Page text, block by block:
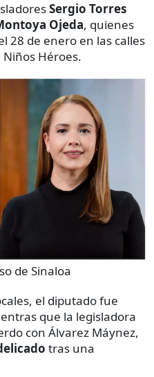
Sergio Torres
Ojeda, quienes
28 de enero en las calles
Héroes.
de Sinaloa
el diputado fue
que la legisladora
con Álvarez Máynez,
tras una